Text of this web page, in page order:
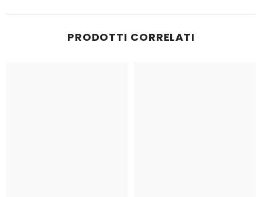
PRODOTTI CORRELATI